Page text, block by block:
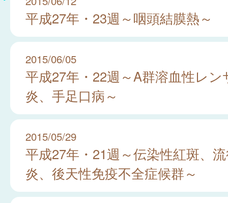
平成27年・23週～咽頭結膜熱～
2015/06/05
平成27年・22週～A群溶血性レン
炎、手足口病～
2015/05/29
平成27年・21週～伝染性紅斑、
炎、後天性免疫不全症候群～